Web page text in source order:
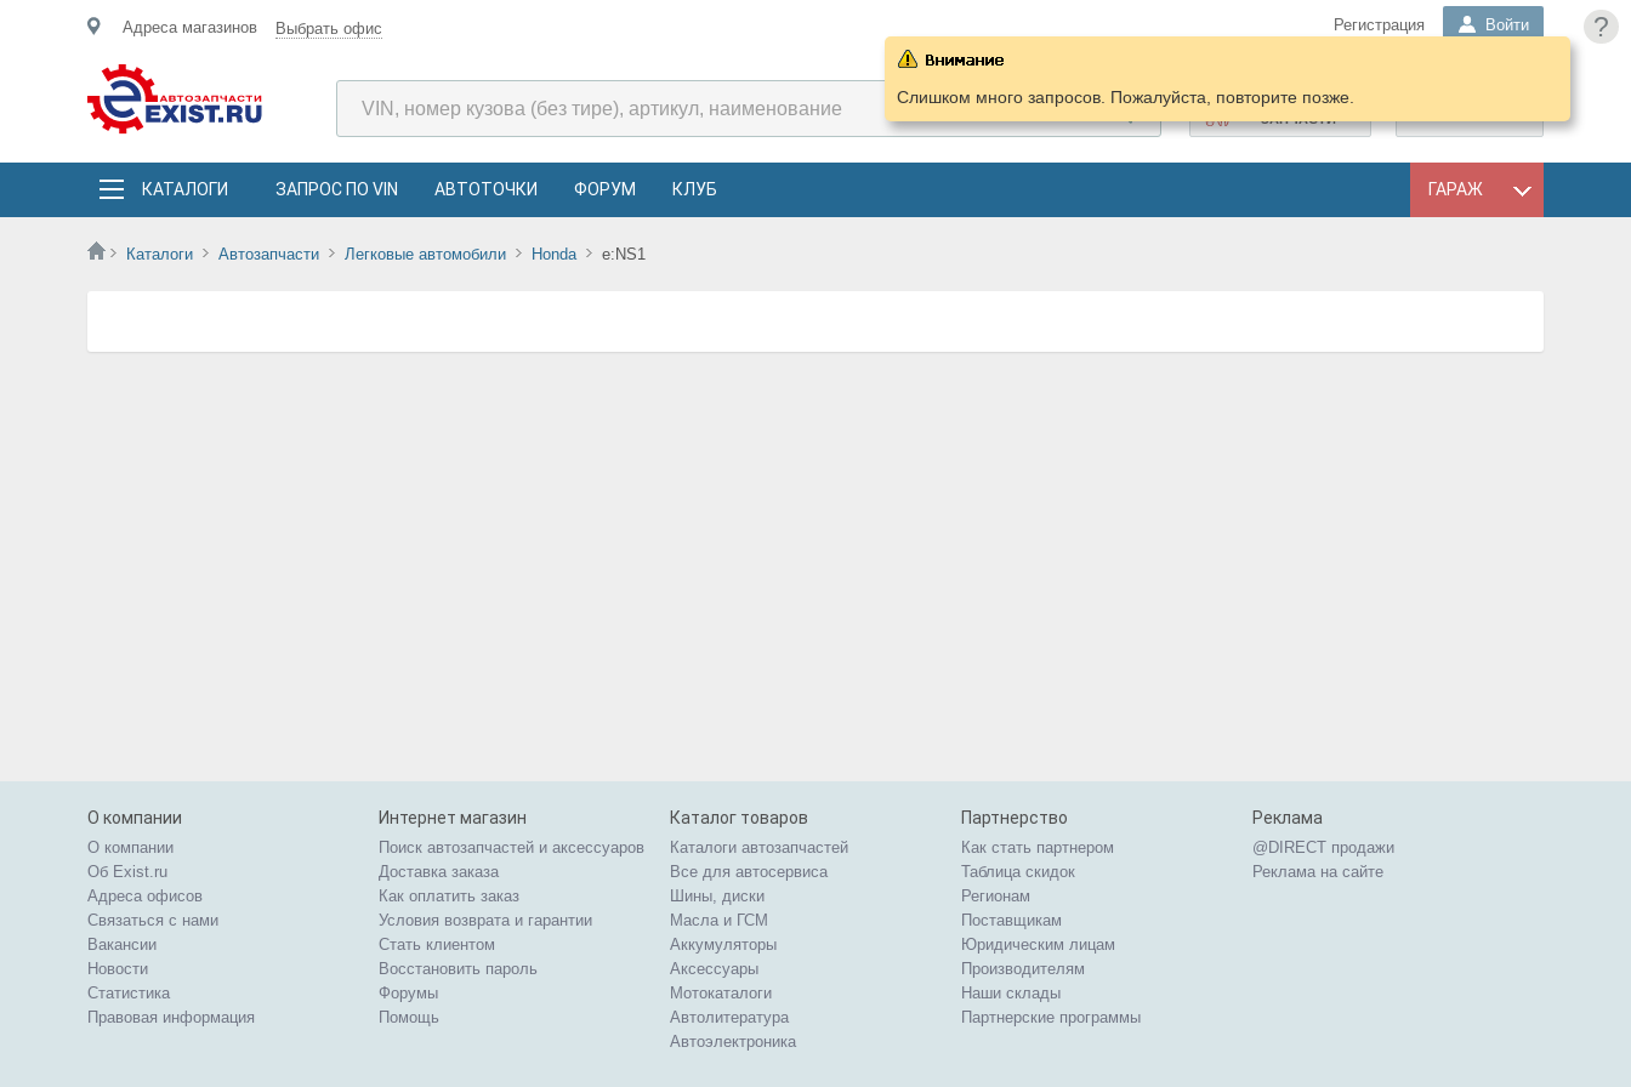
?
Адреса магазинов Выбрать офис Регистрация Войти
ПОДОБРАТЬ
ЗАПЧАСТИ
КАТАЛОГИ ЗАПРОС ПО VIN АВТОТОЧКИ ФОРУМ КЛУБ ГАРАЖ
Каталоги Автозапчасти Легковые автомобили Honda e:NS1
Слишком много запросов. Пожалуйста, повторите позже.
О компании
О компании
Об Exist.ru
Адреса офисов
Связаться с нами
Вакансии
Новости
Статистика
Правовая информация
Интернет магазин
Поиск автозапчастей и аксессуаров
Доставка заказа
Как оплатить заказ
Условия возврата и гарантии
Стать клиентом
Восстановить пароль
Форумы
Помощь
Каталог товаров
Каталоги автозапчастей
Все для автосервиса
Шины, диски
Масла и ГСМ
Аккумуляторы
Аксессуары
Мотокаталоги
Автолитература
Автоэлектроника
Партнерство
Как стать партнером
Таблица скидок
Регионам
Поставщикам
Юридическим лицам
Производителям
Наши склады
Партнерские программы
Реклама
@DIRECT продажи
Реклама на сайте